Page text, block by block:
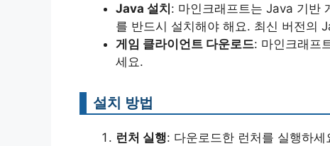
Java 설치: 마인크래프트는 Java 기반
를 반드시 설치해야 해요. 최신 버전의
게임 클라이언트 다운로드: 마인크래프
세요.
설치 방법
런처 실행: 다운로드한 런처를 실행하세